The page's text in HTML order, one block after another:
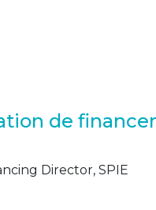
de
Director, SPIE